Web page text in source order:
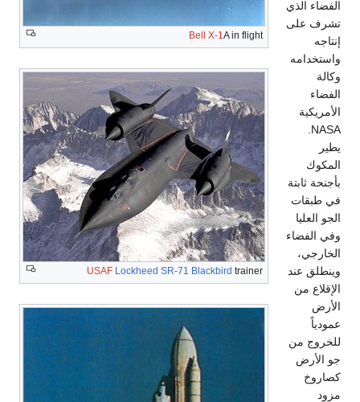
Bell X-1A in flight
USAF Lockheed SR-71 Blackbird trainer
الفضاء الذي
تشرف على
إنتاجه
واستخدامه
وكالة
الفضاء
الأمريكية
يطير
المكوك
بأجنحة ثابتة
في طبقات
الجو العليا
وفي الفضاء
الخارجي،
وينطلق عند
الإقلاع من
الأرض
عمودياً
للخروج من
جو الأرض
كصاروخ
مزود